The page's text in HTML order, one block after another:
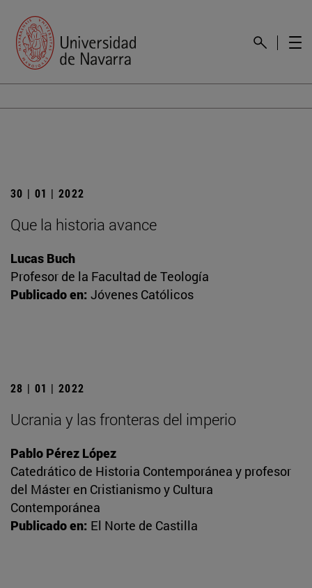
30 | 01 | 2022
Que la historia avance
Lucas Buch
Profesor de la Facultad de Teología
Publicado en: Jóvenes Católicos
28 | 01 | 2022
Ucrania y las fronteras del imperio
Pablo Pérez López
Catedrático de Historia Contemporánea y profesor
del Máster en Cristianismo y Cultura
Contemporánea
Publicado en: El Norte de Castilla